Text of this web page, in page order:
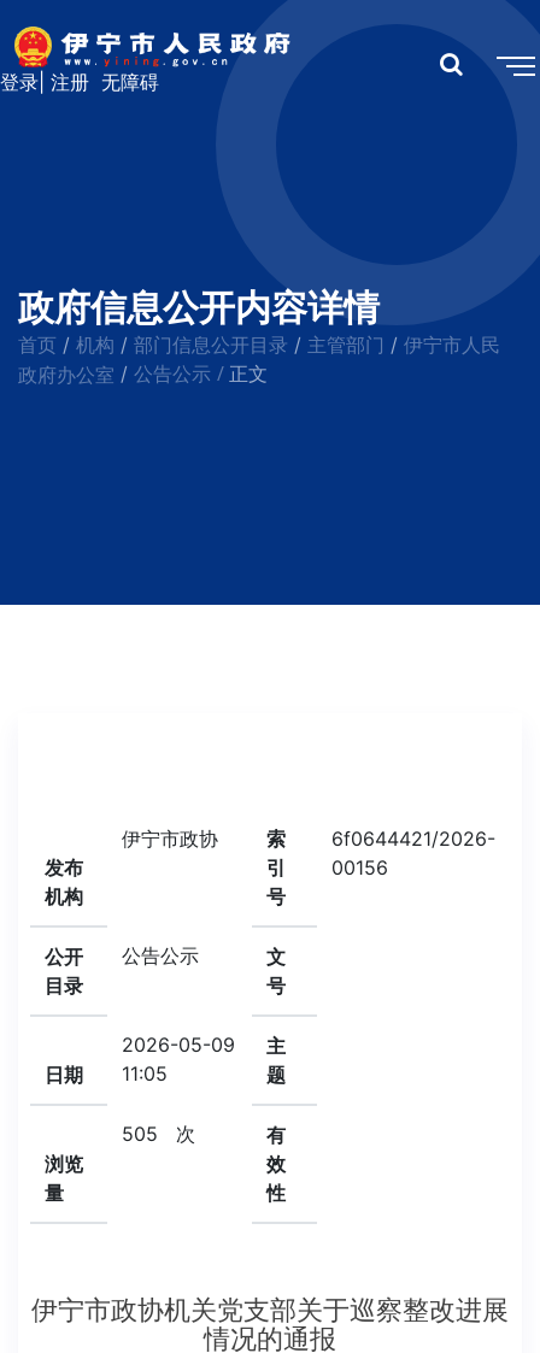
无障碍
登录 注册
政府信息公开内容详情
首页 / 机构 / 部门信息公开目录 / 主管部门 / 伊宁市人民
政府办公室 / 公告公示 / 正文
发布
机构
伊宁市政协
索
引
号
6f0644421/2026-
00156
公开
目录
公告公示
文
号
日期
2026-05-09
11:05
主
题
浏览
量
505 次
有
效
性
伊宁市政协机关党支部关于巡察整改进展
情况的通报